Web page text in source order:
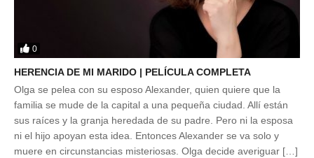
0
HERENCIA DE MI MARIDO | PELÍCULA COMPLETA
Olga se pelea con su esposo Alexander, quien quiere que la
familia se mude de la capital a una pequeña ciudad. Allí están
sus raíces y la granja heredada de su padre. Pero ni la esposa
ni el hijo apoyan esta idea. Entonces Alexander se va solo y
muere en circunstancias misteriosas. Olga decide averiguar […]